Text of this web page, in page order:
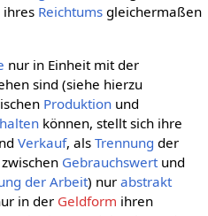
ihres Reichtumsgleichermaßen
nur in Einheit mit der
sind (siehe hierzu
Produktionund
können, stellt sich ihre
Verkauf, als Trennung der
Gebrauchswertund
der Arbeit) nur abstrakt
in der Geldform ihren